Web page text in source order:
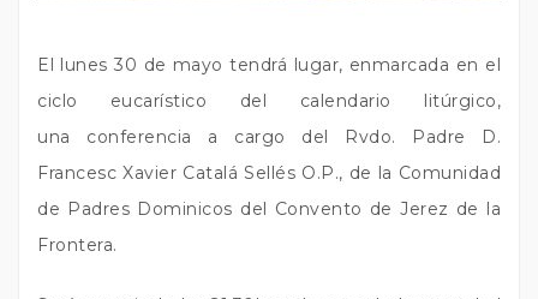
El lunes 30 de mayo tendrá lugar, enmarcada en el
ciclo eucarístico del calendario litúrgico,
una conferencia a cargo del Rvdo. Padre D.
Francesc Xavier Catalá Sellés O.P., de la Comunidad
de Padres Dominicos del Convento de Jerez de la
Frontera.